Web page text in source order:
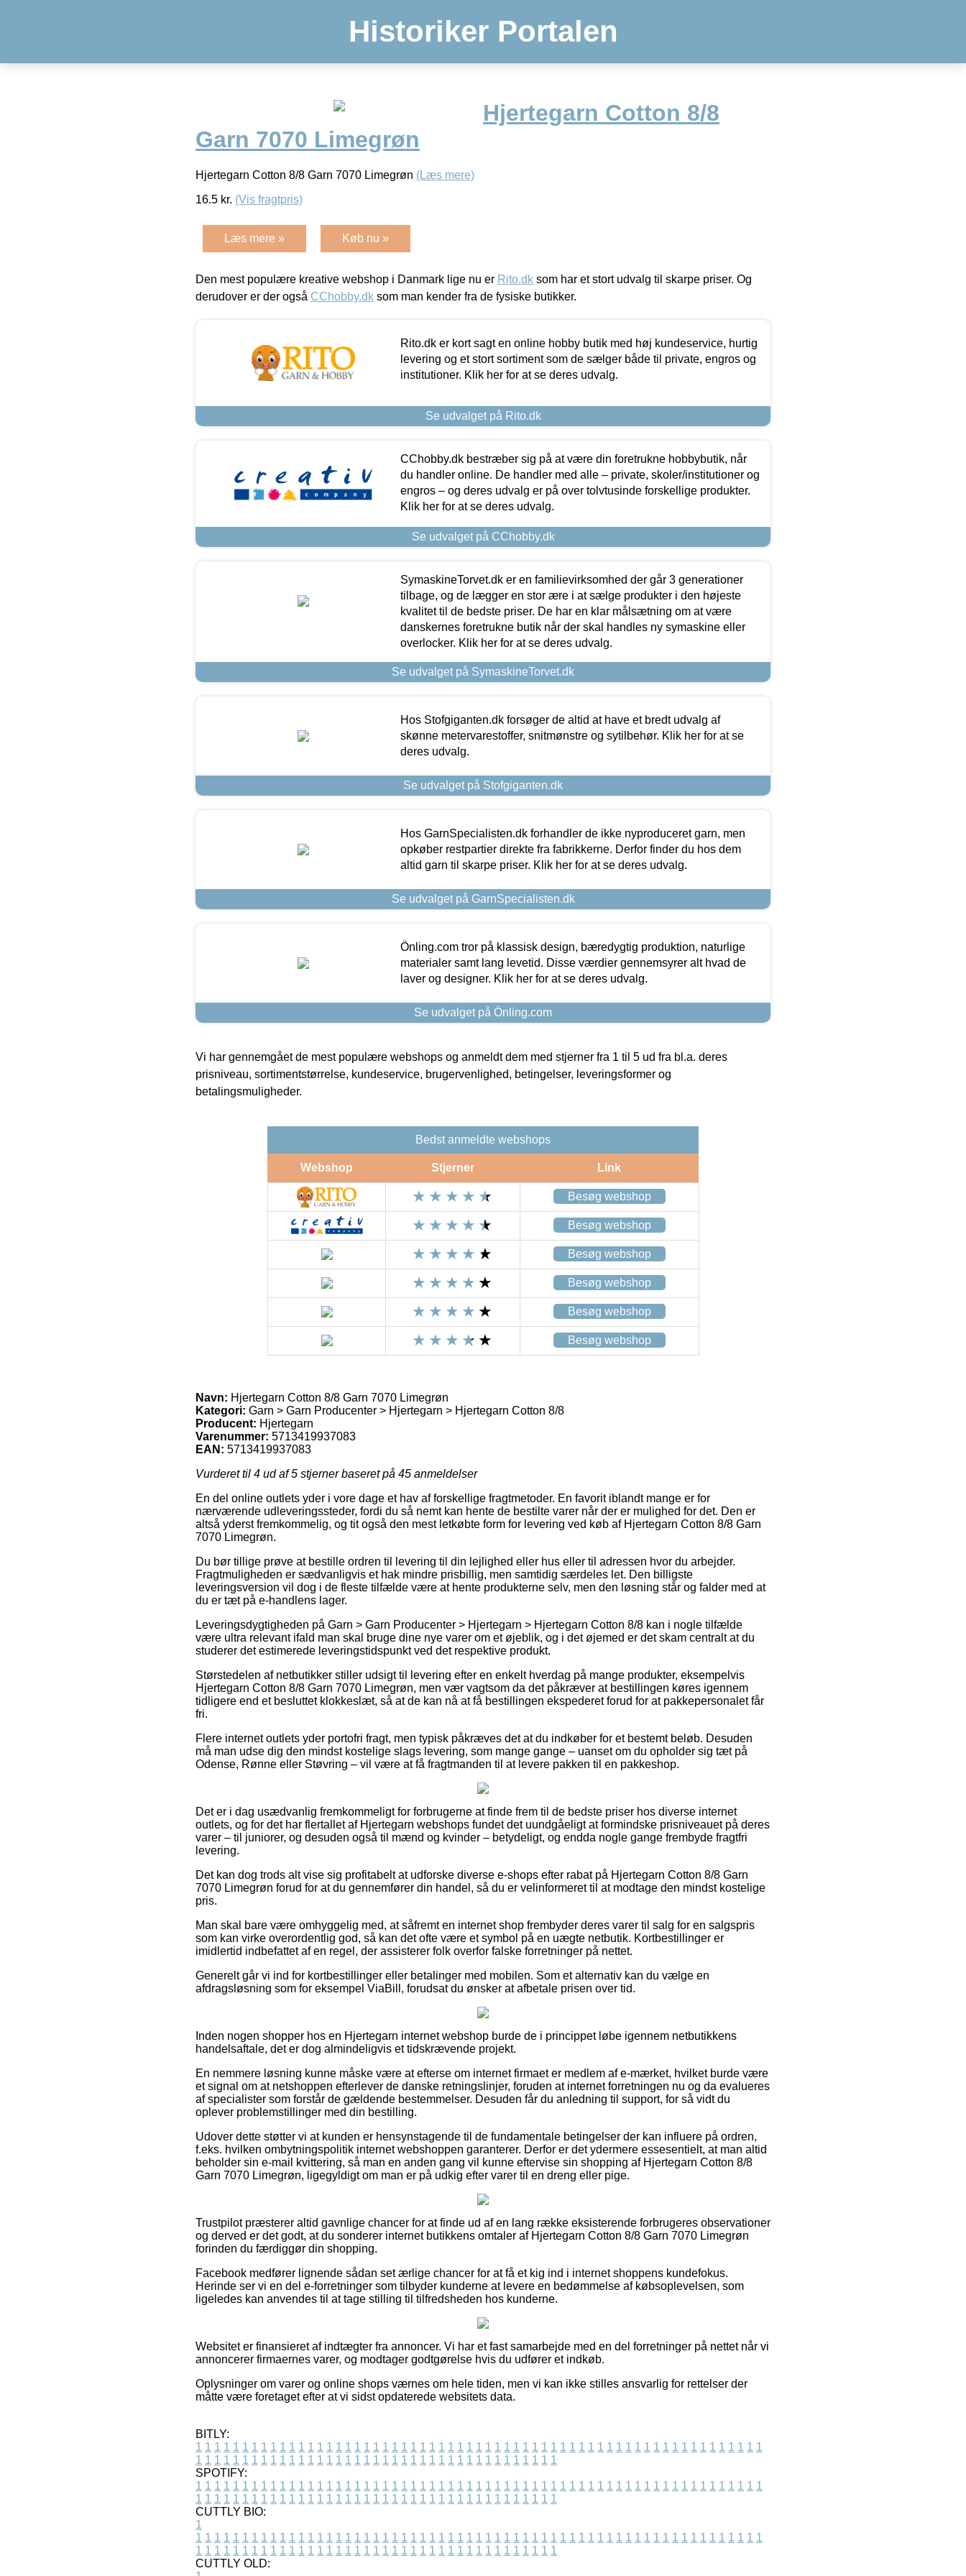
Historiker Portalen
Hjertegarn Cotton 8/8
Garn 7070 Limegrøn
Hjertegarn Cotton 8/8 Garn 7070 Limegrøn (Læs mere)
16.5 kr. (Vis fragtpris)
Læs mere » Køb nu »
Den mest populære kreative webshop i Danmark lige nu er Rito.dk som har et stort udvalg til skarpe priser. Og
derudover er der også CChobby.dk som man kender fra de fysiske butikker.
Rito.dk er kort sagt en online hobby butik med høj kundeservice, hurtig
levering og et stort sortiment som de sælger både til private, engros og
institutioner. Klik her for at se deres udvalg.
Se udvalget på Rito.dk
CChobby.dk bestræber sig på at være din foretrukne hobbybutik, når
du handler online. De handler med alle – private, skoler/institutioner og
engros – og deres udvalg er på over tolvtusinde forskellige produkter.
Klik her for at se deres udvalg.
Se udvalget på CChobby.dk
SymaskineTorvet.dk er en familievirksomhed der går 3 generationer
tilbage, og de lægger en stor ære i at sælge produkter i den højeste
kvalitet til de bedste priser. De har en klar målsætning om at være
danskernes foretrukne butik når der skal handles ny symaskine eller
overlocker. Klik her for at se deres udvalg.
Se udvalget på SymaskineTorvet.dk
Hos Stofgiganten.dk forsøger de altid at have et bredt udvalg af
skønne metervarestoffer, snitmønstre og sytilbehør. Klik her for at se
deres udvalg.
Se udvalget på Stofgiganten.dk
Hos GarnSpecialisten.dk forhandler de ikke nyproduceret garn, men
opkøber restpartier direkte fra fabrikkerne. Derfor finder du hos dem
altid garn til skarpe priser. Klik her for at se deres udvalg.
Se udvalget på GarnSpecialisten.dk
Önling.com tror på klassisk design, bæredygtig produktion, naturlige
materialer samt lang levetid. Disse værdier gennemsyrer alt hvad de
laver og designer. Klik her for at se deres udvalg.
Se udvalget på Önling.com
Vi har gennemgået de mest populære webshops og anmeldt dem med stjerner fra 1 til 5 ud fra bl.a. deres
prisniveau, sortimentstørrelse, kundeservice, brugervenlighed, betingelser, leveringsformer og
betalingsmuligheder.
Bedst anmeldte webshops
Webshop Stjerner Link
Besøg webshop
Besøg webshop
Besøg webshop
Besøg webshop
Besøg webshop
Besøg webshop
Navn: Hjertegarn Cotton 8/8 Garn 7070 Limegrøn
Kategori: Garn > Garn Producenter > Hjertegarn > Hjertegarn Cotton 8/8
Producent: Hjertegarn
Varenummer: 5713419937083
EAN: 5713419937083
Vurderet til 4 ud af 5 stjerner baseret på 45 anmeldelser
En del online outlets yder i vore dage et hav af forskellige fragtmetoder. En favorit iblandt mange er for
nærværende udleveringssteder, fordi du så nemt kan hente de bestilte varer når der er mulighed for det. Den er
altså yderst fremkommelig, og tit også den mest letkøbte form for levering ved køb af Hjertegarn Cotton 8/8 Garn
7070 Limegrøn.
Du bør tillige prøve at bestille ordren til levering til din lejlighed eller hus eller til adressen hvor du arbejder.
Fragtmuligheden er sædvanligvis et hak mindre prisbillig, men samtidig særdeles let. Den billigste
leveringsversion vil dog i de fleste tilfælde være at hente produkterne selv, men den løsning står og falder med at
du er tæt på e-handlens lager.
Leveringsdygtigheden på Garn > Garn Producenter > Hjertegarn > Hjertegarn Cotton 8/8 kan i nogle tilfælde
være ultra relevant ifald man skal bruge dine nye varer om et øjeblik, og i det øjemed er det skam centralt at du
studerer det estimerede leveringstidspunkt ved det respektive produkt.
Størstedelen af netbutikker stiller udsigt til levering efter en enkelt hverdag på mange produkter, eksempelvis
Hjertegarn Cotton 8/8 Garn 7070 Limegrøn, men vær vagtsom da det påkræver at bestillingen køres igennem
tidligere end et besluttet klokkeslæt, så at de kan nå at få bestillingen ekspederet forud for at pakkepersonalet får
fri.
Flere internet outlets yder portofri fragt, men typisk påkræves det at du indkøber for et bestemt beløb. Desuden
må man udse dig den mindst kostelige slags levering, som mange gange – uanset om du opholder sig tæt på
Odense, Rønne eller Støvring – vil være at få fragtmanden til at levere pakken til en pakkeshop.
Det er i dag usædvanlig fremkommeligt for forbrugerne at finde frem til de bedste priser hos diverse internet
outlets, og for det har flertallet af Hjertegarn webshops fundet det uundgåeligt at formindske prisniveauet på deres
varer – til juniorer, og desuden også til mænd og kvinder – betydeligt, og endda nogle gange frembyde fragtfri
levering.
Det kan dog trods alt vise sig profitabelt at udforske diverse e-shops efter rabat på Hjertegarn Cotton 8/8 Garn
7070 Limegrøn forud for at du gennemfører din handel, så du er velinformeret til at modtage den mindst kostelige
pris.
Man skal bare være omhyggelig med, at såfremt en internet shop frembyder deres varer til salg for en salgspris
som kan virke overordentlig god, så kan det ofte være et symbol på en uægte netbutik. Kortbestillinger er
imidlertid indbefattet af en regel, der assisterer folk overfor falske forretninger på nettet.
Generelt går vi ind for kortbestillinger eller betalinger med mobilen. Som et alternativ kan du vælge en
afdragsløsning som for eksempel ViaBill, forudsat du ønsker at afbetale prisen over tid.
Inden nogen shopper hos en Hjertegarn internet webshop burde de i princippet løbe igennem netbutikkens
handelsaftale, det er dog almindeligvis et tidskrævende projekt.
En nemmere løsning kunne måske være at efterse om internet firmaet er medlem af e-mærket, hvilket burde være
et signal om at netshoppen efterlever de danske retningslinjer, foruden at internet forretningen nu og da evalueres
af specialister som forstår de gældende bestemmelser. Desuden får du anledning til support, for så vidt du
oplever problemstillinger med din bestilling.
Udover dette støtter vi at kunden er hensynstagende til de fundamentale betingelser der kan influere på ordren,
f.eks. hvilken ombytningspolitik internet webshoppen garanterer. Derfor er det ydermere essesentielt, at man altid
beholder sin e-mail kvittering, så man en anden gang vil kunne eftervise sin shopping af Hjertegarn Cotton 8/8
Garn 7070 Limegrøn, ligegyldigt om man er på udkig efter varer til en dreng eller pige.
Trustpilot præsterer altid gavnlige chancer for at finde ud af en lang række eksisterende forbrugeres observationer
og derved er det godt, at du sonderer internet butikkens omtaler af Hjertegarn Cotton 8/8 Garn 7070 Limegrøn
forinden du færdiggør din shopping.
Facebook medfører lignende sådan set ærlige chancer for at få et kig ind i internet shoppens kundefokus.
Herinde ser vi en del e-forretninger som tilbyder kunderne at levere en bedømmelse af købsoplevelsen, som
ligeledes kan anvendes til at tage stilling til tilfredsheden hos kunderne.
Websitet er finansieret af indtægter fra annoncer. Vi har et fast samarbejde med en del forretninger på nettet når vi
annoncerer firmaernes varer, og modtager godtgørelse hvis du udfører et indkøb.
Oplysninger om varer og online shops værnes om hele tiden, men vi kan ikke stilles ansvarlig for rettelser der
måtte være foretaget efter at vi sidst opdaterede websitets data.
BITLY:
1 1 1 1 1 1 1 1 1 1 1 1 1 1 1 1 1 1 1 1 1 1 1 1 1 1 1 1 1 1 1 1 1 1 1 1 1 1 1 1 1 1 1 1 1 1 1 1 1 1 1 1 1 1 1 1 1 1 1 1 1
1 1 1 1 1 1 1 1 1 1 1 1 1 1 1 1 1 1 1 1 1 1 1 1 1 1 1 1 1 1 1 1 1 1 1 1 1 1 1
SPOTIFY:
1 1 1 1 1 1 1 1 1 1 1 1 1 1 1 1 1 1 1 1 1 1 1 1 1 1 1 1 1 1 1 1 1 1 1 1 1 1 1 1 1 1 1 1 1 1 1 1 1 1 1 1 1 1 1 1 1 1 1 1 1
1 1 1 1 1 1 1 1 1 1 1 1 1 1 1 1 1 1 1 1 1 1 1 1 1 1 1 1 1 1 1 1 1 1 1 1 1 1 1
CUTTLY BIO:
1
1 1 1 1 1 1 1 1 1 1 1 1 1 1 1 1 1 1 1 1 1 1 1 1 1 1 1 1 1 1 1 1 1 1 1 1 1 1 1 1 1 1 1 1 1 1 1 1 1 1 1 1 1 1 1 1 1 1 1 1 1
1 1 1 1 1 1 1 1 1 1 1 1 1 1 1 1 1 1 1 1 1 1 1 1 1 1 1 1 1 1 1 1 1 1 1 1 1 1 1
CUTTLY OLD: